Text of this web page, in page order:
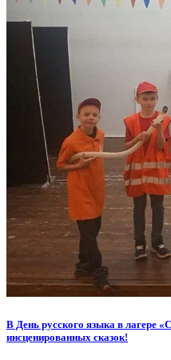
В День русского языка в лагере
инсценированных сказок!